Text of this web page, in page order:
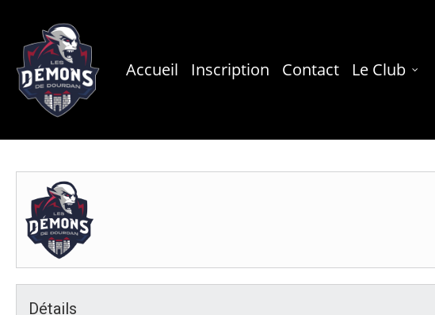
main
content
Accueil Inscription Contact Le Club
Détails